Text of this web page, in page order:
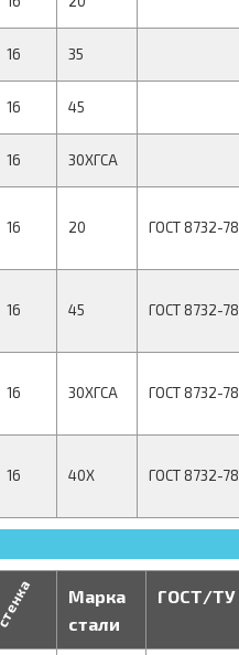
16 35
16 45
16 30ХГСА
16 20 ГОСТ 8732-78
16 45 ГОСТ 8732-78
16 30ХГСА ГОСТ 8732-78
16 40Х ГОСТ 8732-78
стенка
Марка
стали
ГОСТ/ТУ